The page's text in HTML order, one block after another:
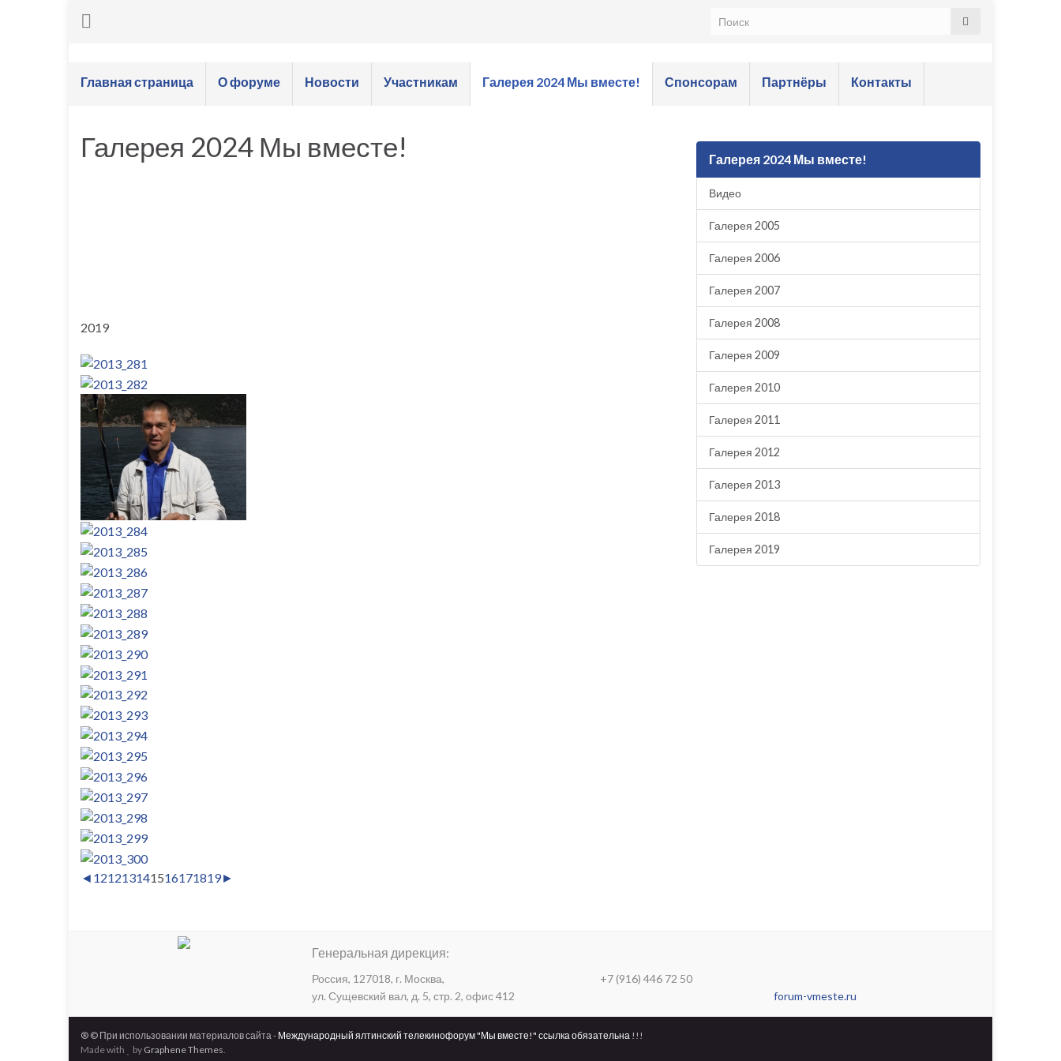
Главная страница О форуме Новости Участникам Галерея 2024 Мы вместе! Спонсорам Партнёры Контакты
Галерея 2024 Мы вместе!
2019
◄ 121213141516171819►
Галерея 2024 Мы вместе!
Видео
Галерея 2005
Галерея 2006
Галерея 2007
Галерея 2008
Галерея 2009
Галерея 2010
Галерея 2011
Галерея 2012
Галерея 2013
Галерея 2018
Галерея 2019
Генеральная дирекция:
Россия, 127018, г. Москва,
ул. Сущевский вал, д. 5, стр. 2, офис 412
+7 (916) 446 72 50
forum-vmeste.ru
® © При использовании материалов сайта - Международный ялтинский телекинофорум "Мы вместе!" ссылка обязательна !!!
Made with
by Graphene Themes.